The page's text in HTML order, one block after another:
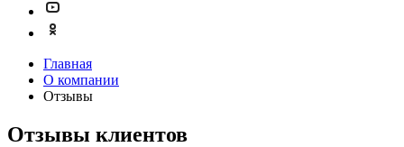
Главная
О компании
Отзывы
Отзывы клиентов